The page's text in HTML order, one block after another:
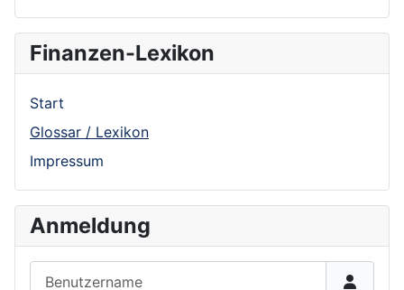
Finanzen-Lexikon
Start
Glossar / Lexikon
Impressum
Anmeldung